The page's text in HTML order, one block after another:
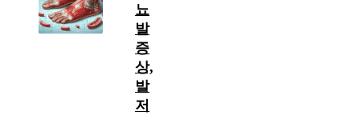
뇨
발
증
상,
발
저